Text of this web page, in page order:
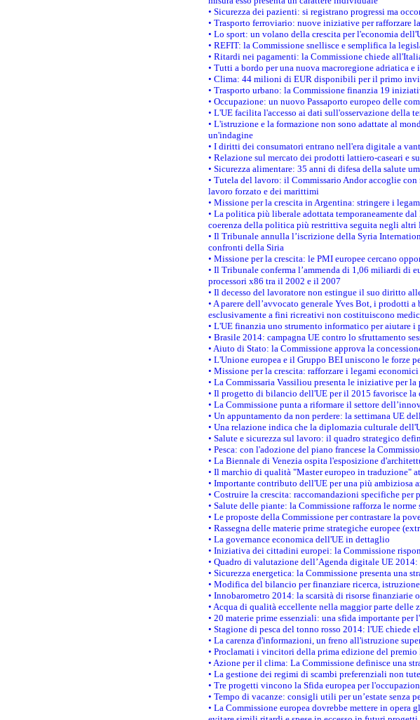
• Sicurezza dei pazienti: si registrano progressi ma
• Trasporto ferroviario: nuove iniziative per rafforzare
• Lo sport: un volano della crescita per l'economia
• REFIT: la Commissione snellisce e semplifica la
• Ritardi nei pagamenti: la Commissione chiede
• Tutti a bordo per una nuova macroregione adriatica
• Clima: 44 milioni di EUR disponibili per il primo
• Trasporto urbano: la Commissione finanzia 19
• Occupazione: un nuovo Passaporto europeo delle
• L'UE facilita l'accesso ai dati sull'osservazione della
• L'istruzione e la formazione non sono adattate al
un'indagine
• I diritti dei consumatori entrano nell'era digitale a
• Relazione sul mercato dei prodotti lattiero-caseari e
• Sicurezza alimentare: 35 anni di difesa della salute
• Tutela del lavoro: il Commissario Andor accoglie
lavoro forzato e dei marittimi
• Missione per la crescita in Argentina: stringere i
• La politica più liberale adottata temporaneamente
coerenza della politica più restrittiva seguita negli altri
• Il Tribunale annulla l’iscrizione della Syria
confronti della Siria
• Missione per la crescita: le PMI europee cercano
• Il Tribunale conferma l’ammenda di 1,06 miliardi di
processori x86 tra il 2002 e il 2007
• Il decesso del lavoratore non estingue il suo diritto
• A parere dell’avvocato generale Yves Bot, i prodotti
esclusivamente a fini ricreativi non costituiscono
• L'UE finanzia uno strumento informatico per aiutare i
• Brasile 2014: campagna UE contro lo sfruttamento
• Aiuto di Stato: la Commissione approva la
• L'Unione europea e il Gruppo BEI uniscono le
• Missione per la crescita: rafforzare i legami economici
• La Commissaria Vassiliou presenta le iniziative per
• Il progetto di bilancio dell'UE per il 2015 favorisce
• La Commissione punta a riformare il settore
• Un appuntamento da non perdere: la settimana UE
• Una relazione indica che la diplomazia culturale
• Salute e sicurezza sul lavoro: il quadro strategico
• Pesca: con l'adozione del piano francese la
• La Biennale di Venezia ospita l'esposizione
• Il marchio di qualità "Master europeo in traduzione"
• Importante contributo dell'UE per una più ambiziosa
• Costruire la crescita: raccomandazioni specifiche per
• Salute delle piante: la Commissione rafforza le
• Le proposte della Commissione per contrastare la
• Rassegna delle materie prime strategiche europee
• La governance economica dell'UE in dettaglio
• Iniziativa dei cittadini europei: la Commissione
• Quadro di valutazione dell’Agenda digitale UE 2014:
• Sicurezza energetica: la Commissione presenta una
• Modifica del bilancio per finanziare ricerca,
• Innobarometro 2014: la scarsità di risorse
• Acqua di qualità eccellente nella maggior parte delle
• 20 materie prime essenziali: una sfida importante per
• Stagione di pesca del tonno rosso 2014: l'UE chiede
• La carenza d'informazioni, un freno all'istruzione
• Proclamati i vincitori della prima edizione del premio
• Azione per il clima: La Commissione definisce una
• La gestione dei regimi di scambi preferenziali non
• Tre progetti vincono la Sfida europea per
• Tempo di vacanze: consigli utili per un’estate senza
• La Commissione europea dovrebbe mettere in